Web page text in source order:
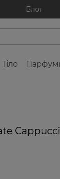
Блог
Тіло